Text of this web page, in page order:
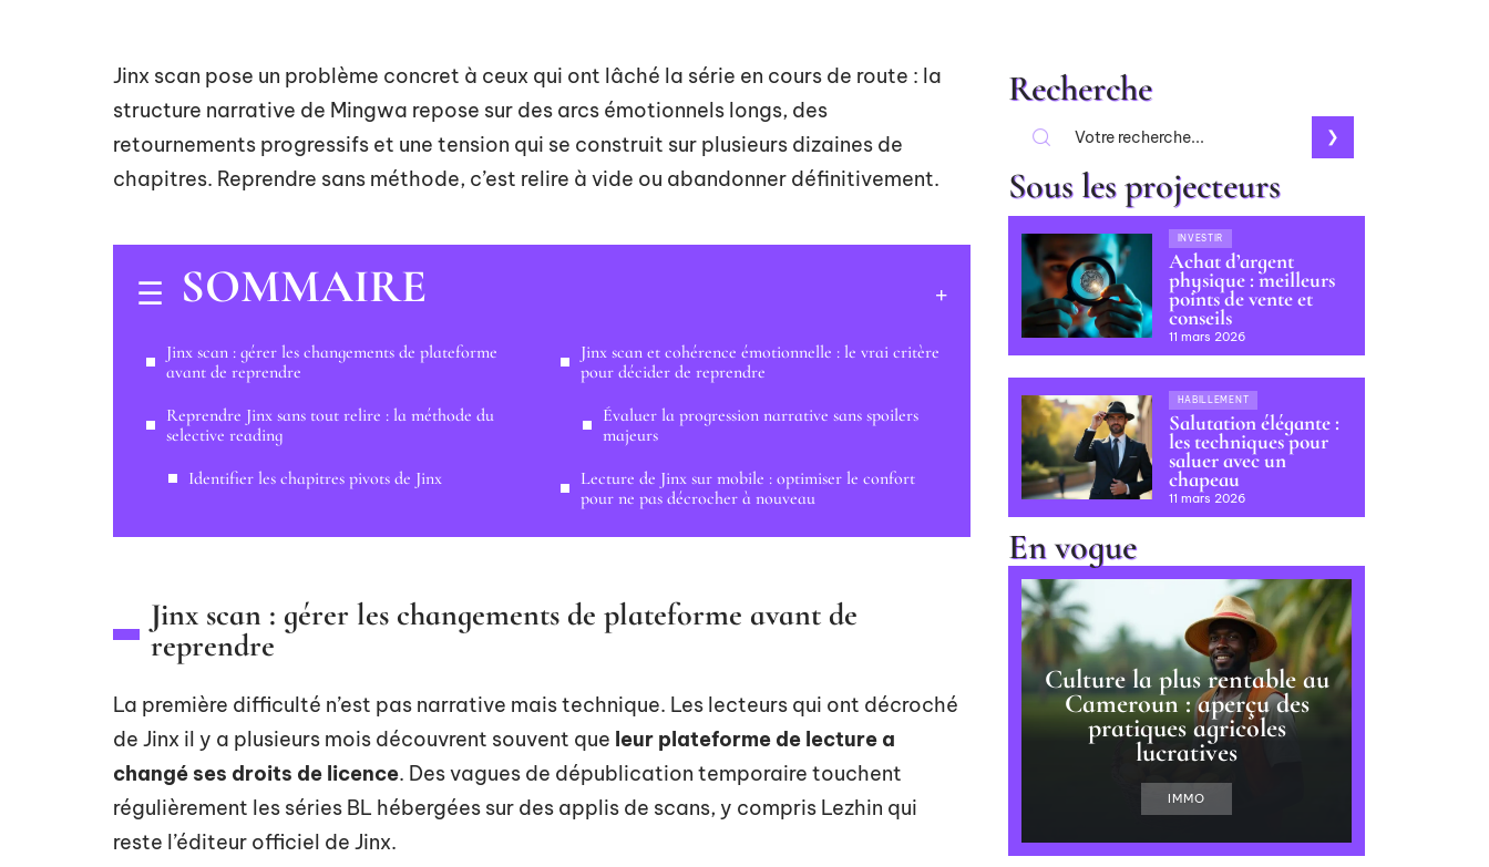
Jinx scan pose un problème concret à ceux qui ont lâché la série en cours de route : la
structure narrative de Mingwa repose sur des arcs émotionnels longs, des
retournements progressifs et une tension qui se construit sur plusieurs dizaines de
chapitres. Reprendre sans méthode, c’est relire à vide ou abandonner définitivement.
SOMMAIRE
Jinx scan : gérer les changements de plateforme
avant de reprendre
Reprendre Jinx sans tout relire : la méthode du
selective reading
Identifier les chapitres pivots de Jinx
Jinx scan et cohérence émotionnelle : le vrai critère
pour décider de reprendre
Évaluer la progression narrative sans spoilers
majeurs
Lecture de Jinx sur mobile : optimiser le confort
pour ne pas décrocher à nouveau
Jinx scan : gérer les changements de plateforme avant de
reprendre
La première difficulté n’est pas narrative mais technique. Les lecteurs qui ont décroché
de Jinx il y a plusieurs mois découvrent souvent que leur plateforme de lecture a
changé ses droits de licence. Des vagues de dépublication temporaire touchent
régulièrement les séries BL hébergées sur des applis de scans, y compris Lezhin qui
reste l’éditeur officiel de Jinx.
Recherche
Sous les projecteurs
INVESTIR
Achat d’argent
physique : meilleurs
points de vente et
conseils
11 mars 2026
HABILLEMENT
Salutation élégante :
les techniques pour
saluer avec un
chapeau
11 mars 2026
En vogue
Culture la plus rentable au
Cameroun : aperçu des
pratiques agricoles
lucratives
IMMO